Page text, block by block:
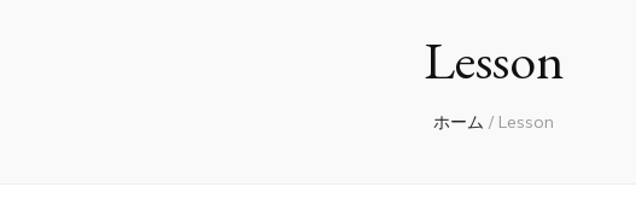
Lesson
ホーム / Lesson